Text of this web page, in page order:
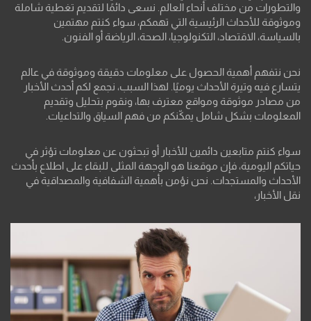
والتطورات من مختلف أنحاء العالم. نسعى دائمًا لتقديم تغطية شاملة
وموثوقة للأحداث الرئيسية التي تهمكم، سواء كنتم مهتمين
بالسياسة، الاقتصاد، التكنولوجيا، الصحة، الرياضة أو الفنون.
نحن نتفهم أهمية الحصول على معلومات دقيقة وموثوقة في عالم
يتسارع فيه وتيرة الأحداث يوميًا. لهذا السبب، نجمع لكم أحدث الأخبار
من مصادر موثوقة ومواقع معترف بها، ونقوم بتحليل وتقديم
المعلومات بشكل شامل يمكّنكم من فهم السياق والتداعيات.
سواء كنتم متابعين دائمين للأخبار أو تبحثون عن معلومات تؤثر في
حياتكم اليومية، فإن موقعنا هو الوجهة المثلى للبقاء على اطلاع بأحدث
الأحداث والمستجدات. نحن نؤمن بأهمية الشفافية والمصداقية في
نقل الأخبار،